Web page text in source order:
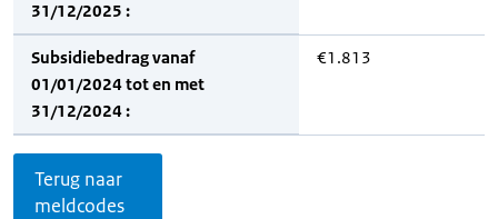
31/12/2025 :
Subsidiebedrag vanaf
01/01/2024 tot en met
31/12/2024 :
€1.813
Terug naar
meldcodes